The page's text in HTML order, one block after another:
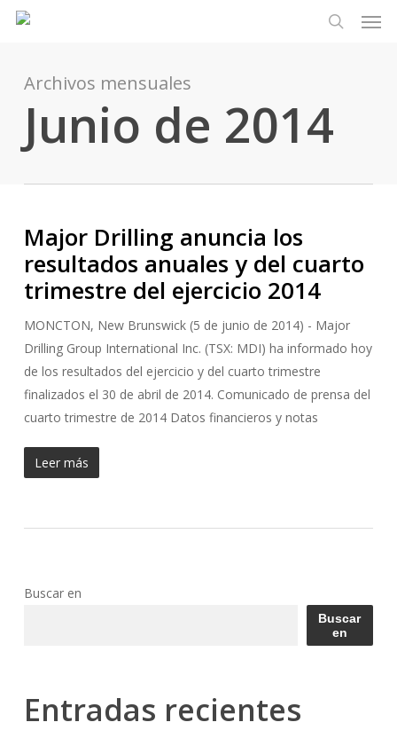
principalArchivos mensuales
Junio de 2014
Major Drilling anuncia los
resultados anuales y del cuarto
trimestre del ejercicio 2014
MONCTON, New Brunswick (5 de junio de 2014) - Major
Drilling Group International Inc. (TSX: MDI) ha informado hoy
de los resultados del ejercicio y del cuarto trimestre
finalizados el 30 de abril de 2014. Comunicado de prensa del
cuarto trimestre de 2014 Datos financieros y notas
Leer más
Buscar en
Buscar
en
Entradas recientes